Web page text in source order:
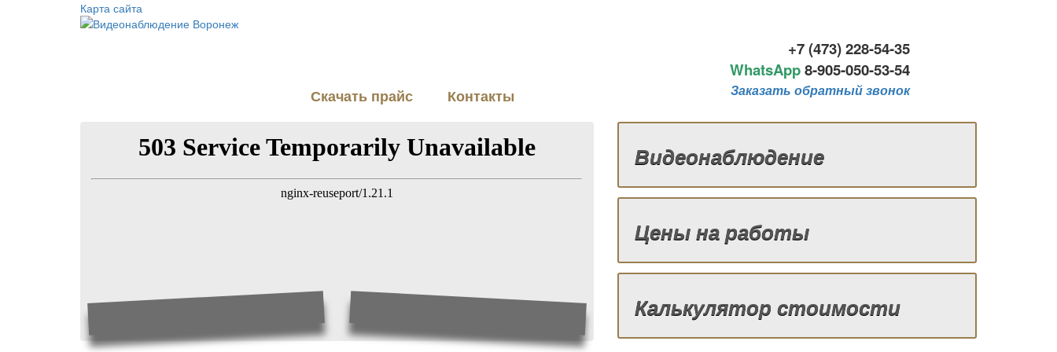
Карта сайта
Скачать прайс Контакты
+7 (473) 228-54-35
WhatsApp8-905-050-53-54
Заказать обратный звонок
Видеонаблюдение
Цены на работы
Калькулятор стоимости